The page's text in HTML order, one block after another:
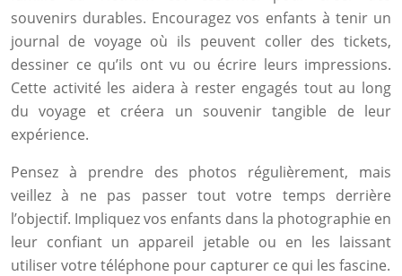
souvenirs durables. Encouragez vos enfants à tenir un
journal de voyage où ils peuvent coller des tickets,
dessiner ce qu’ils ont vu ou écrire leurs impressions.
Cette activité les aidera à rester engagés tout au long
du voyage et créera un souvenir tangible de leur
expérience.
Pensez à prendre des photos régulièrement, mais
veillez à ne pas passer tout votre temps derrière
l’objectif. Impliquez vos enfants dans la photographie en
leur confiant un appareil jetable ou en les laissant
utiliser votre téléphone pour capturer ce qui les fascine.